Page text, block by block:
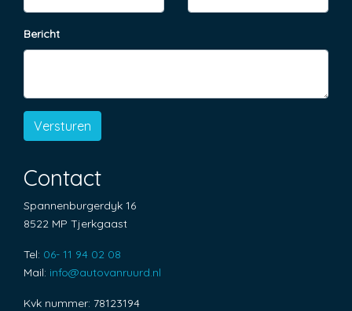
Lederen interieur
Stuurbekrachtiging
Anti doorslip regeling
Bestuurdersairbag
Elektronisch sper differentieel
Elektronisch stabiliteits programma
Bericht
Versturen
Contact
Spannenburgerdyk 16
8522 MP Tjerkgaast
Tel: 06- 11 94 02 08
Mail: info@autovanruurd.nl
Kvk nummer: 78123194